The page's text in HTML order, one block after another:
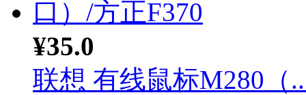
¥35.0
联想 有线鼠标M280（